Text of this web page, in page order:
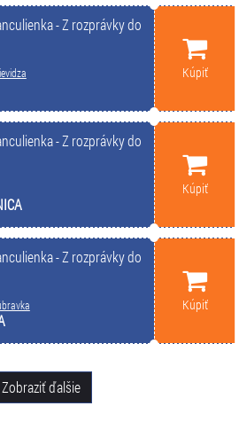
- Z rozprávky do
Kúpiť
- Z rozprávky do
Kúpiť
- Z rozprávky do
Kúpiť
Zobraziť ďalšie